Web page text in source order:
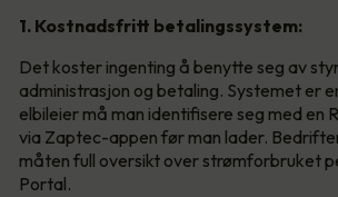
1. Kostnadsfritt betalingssystem:
Det koster ingenting å benytte seg av
administrasjon og betaling. Systemet er
elbileier må man identifisere seg med en
via Zaptec-appen før man lader.
måten full oversikt over strømforbruket
Portal.